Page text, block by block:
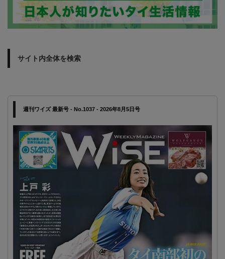
サイト内全体を検索
週刊ワイズ 最新号 - No.1037 - 2026年8月5日号